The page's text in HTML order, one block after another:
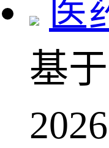
医
基